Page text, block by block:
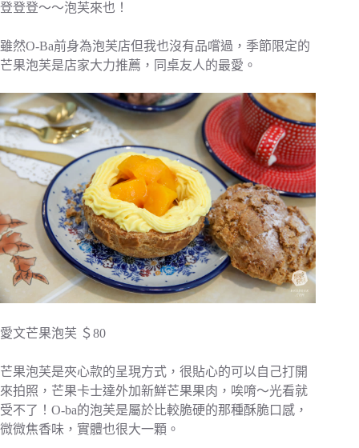
登登登～～泡芙來也！
雖然O-Ba前身為泡芙店但我也沒有品嚐過，季節限定的
芒果泡芙是店家大力推薦，同桌友人的最愛。
愛文芒果泡芙 ＄80
芒果泡芙是夾心款的呈現方式，很貼心的可以自己打開
來拍照，芒果卡士達外加新鮮芒果果肉，唉唷～光看就
受不了！O-ba的泡芙是屬於比較脆硬的那種酥脆口感，
微微焦香味，實體也很大一顆。